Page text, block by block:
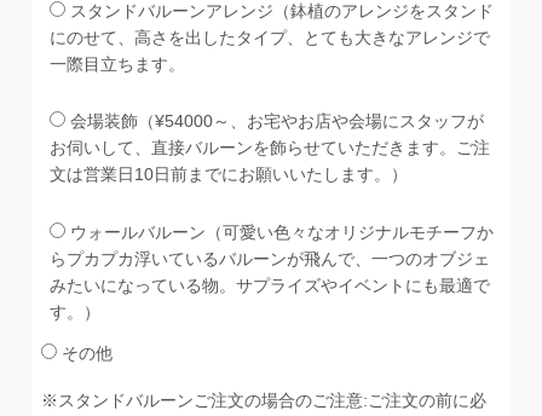
スタンドバルーンアレンジ（鉢植のアレンジをスタンド
にのせて、高さを出したタイプ、とても大きなアレンジで
一際目立ちます。
会場装飾（¥54000～、お宅やお店や会場にスタッフが
お伺いして、直接バルーンを飾らせていただきます。ご注
文は営業日10日前までにお願いいたします。）
ウォールバルーン（可愛い色々なオリジナルモチーフか
らプカプカ浮いているバルーンが飛んで、一つのオブジェ
みたいになっている物。サプライズやイベントにも最適で
す。）
その他
※スタンドバルーンご注文の場合のご注意:ご注文の前に必